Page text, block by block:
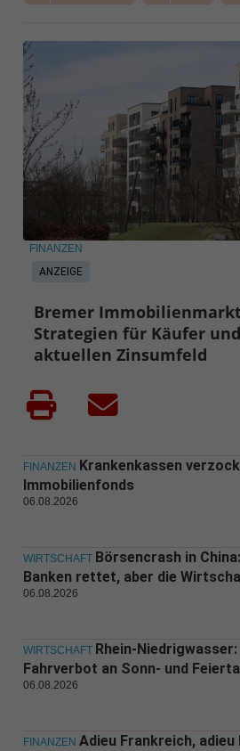
ANZEIGE
FINANZEN
Bremer
Strategien für Käufer
aktuellen Zinsumfeld
FINANZEN Krankenkassen
Immobilienfonds
06.08.2026
WIRTSCHAFT Börsencrash in
Banken rettet, aber die
06.08.2026
WIRTSCHAFT Rhein-
Fahrverbot an Sonn- und
06.08.2026
FINANZEN Adieu Frankreich, adieu